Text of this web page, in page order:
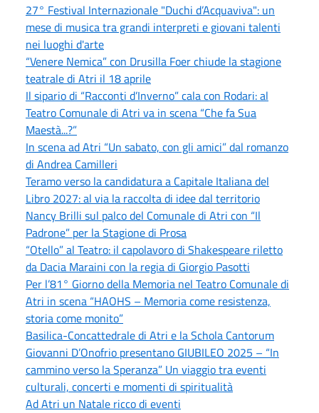
27° Festival Internazionale "Duchi d’Acquaviva": un
mese di musica tra grandi interpreti e giovani talenti
nei luoghi d'arte
“Venere Nemica” con Drusilla Foer chiude la stagione
teatrale di Atri il 18 aprile
Il sipario di “Racconti d’Inverno” cala con Rodari: al
Teatro Comunale di Atri va in scena “Che fa Sua
Maestà...?”
In scena ad Atri “Un sabato, con gli amici” dal romanzo
di Andrea Camilleri
Teramo verso la candidatura a Capitale Italiana del
Libro 2027: al via la raccolta di idee dal territorio
Nancy Brilli sul palco del Comunale di Atri con “Il
Padrone” per la Stagione di Prosa
“Otello” al Teatro: il capolavoro di Shakespeare riletto
da Dacia Maraini con la regia di Giorgio Pasotti
Per l’81° Giorno della Memoria nel Teatro Comunale di
Atri in scena “HAOHS – Memoria come resistenza,
storia come monito”
Basilica-Concattedrale di Atri e la Schola Cantorum
Giovanni D’Onofrio presentano GIUBILEO 2025 – “In
cammino verso la Speranza” Un viaggio tra eventi
culturali, concerti e momenti di spiritualità
Ad Atri un Natale ricco di eventi